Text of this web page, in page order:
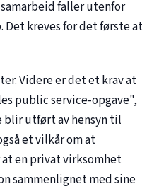
faller utenfor
kreves for det første at
Videre er det et krav at
public service-opgave",
utført av hensyn til
et vilkår om at
en privat virksomhet
sammenlignet med sine